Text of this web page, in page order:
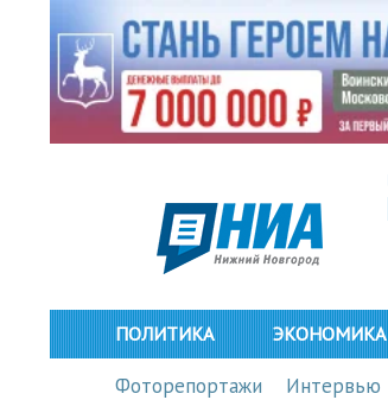
ПОЛИТИКА ЭКОНОМИКА
Фоторепортажи Интервью